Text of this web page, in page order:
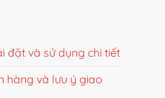
đặt và sử dụng chi tiết
hàng và lưu ý giao